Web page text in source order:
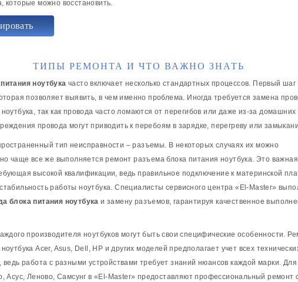
которые можно восстановить.
ТИПЫ РЕМОНТА И ЧТО ВАЖНО ЗНАТЬ
ноутбука часто включает несколько стандартных процессов. Первый шаг
позволяет выявить, в чем именно проблема. Иногда требуется замена
так как провода часто ломаются от перегибов или даже из-за домашних
провода могут приводить к перебоям в зарядке, перегреву или
тип неисправности – разъемы. В некоторых случаях их можно
но чаще все же выполняется ремонт разъема блока питания ноутбука. Это важная
высокой квалификации, ведь правильное подключение к материнской
работы ноутбука. Специалисты сервисного центра «El-Master»
блока питания ноутбука и замену разъемов, гарантируя качественное
производителя ноутбуков могут быть свои специфические особенности.
Acer, Asus, Dell, HP и других моделей предполагает учет всех
ведь работа с разными устройствами требует знаний нюансов каждой марки. Для
Асус, Леново, Самсунг в «El-Master» предоставляют профессиональный ремонт